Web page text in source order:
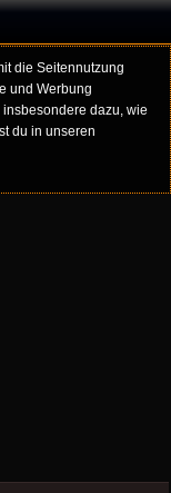
die Seitennutzung
und Werbung
dazu, wie
du in unseren